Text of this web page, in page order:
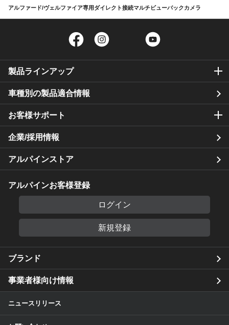
アルファード/ヴェルファイア専用ダイレクト接続マルチビューバックカメラ
Facebook Twitter
製品ラインアップ
車種別の製品適合情報
お客様サポート
企業/採用情報
アルパインストア
アルパインお客様登録
ログイン
新規登録
ブランド
事業者様向け情報
ニュースリリース